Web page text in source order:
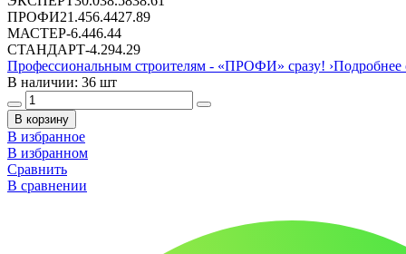
ПРОФИ21.456.4427.89
МАСТЕР-6.446.44
СТАНДАРТ-4.294.29
Профессиональным строителям - «ПРОФИ» сразу! ›Подробнее
В наличии: 36 шт
В корзину
В избранное
В избранном
Сравнить
В сравнении